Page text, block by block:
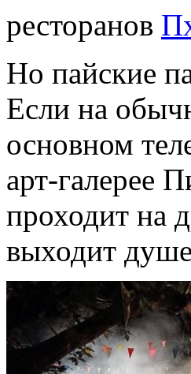
ресторанов
Но пайские
Если на
основном
арт-галерее
проходит на
выходит